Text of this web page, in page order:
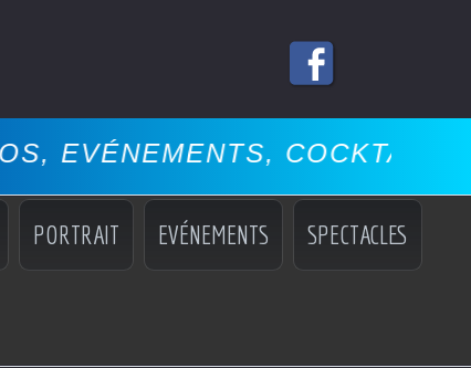
COCKTAILS, MISS,
PORTRAIT EVÉNEMENTS SPECTACLES